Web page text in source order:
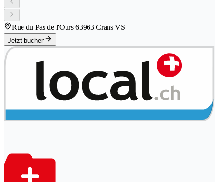
Rue du Pas de l'Ours 63963 Crans VS
Jetzt buchen